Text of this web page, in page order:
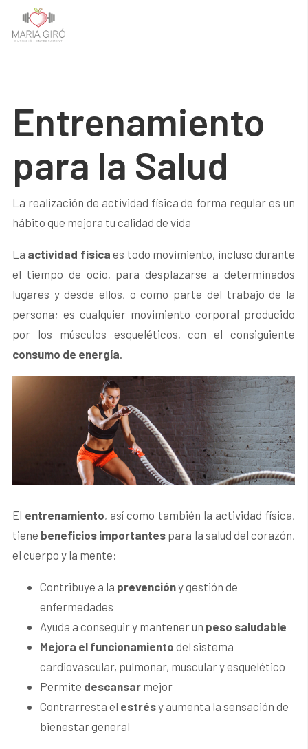
Entrenamiento
para la Salud
La realización de actividad física de forma regular es un
hábito que mejora tu calidad de vida
La actividad física es todo movimiento, incluso durante
el tiempo de ocio, para desplazarse a determinados
lugares y desde ellos, o como parte del trabajo de la
persona; es cualquier movimiento corporal producido
por los músculos esqueléticos, con el consiguiente
consumo de energía.
El entrenamiento, así como también la actividad física,
tiene beneficios importantes para la salud del corazón,
el cuerpo y la mente:
Contribuye a la prevencióny gestión de
enfermedades
Ayuda a conseguir y mantener un peso saludable
Mejora el funcionamiento del sistema
cardiovascular, pulmonar, muscular y esquelético
Permite descansar mejor
Contrarresta el estrésy aumenta la sensación de
bienestar general